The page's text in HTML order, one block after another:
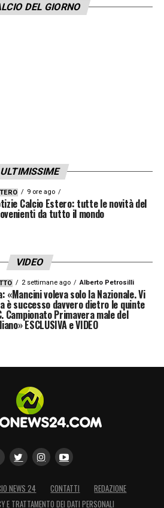
DEL GIORNO
ULTIMISSIME
9 ore ago
Calcio Estero: tutte le novità del
da tutto il mondo
VIDEO
2 settimane ago Alberto Petrosilli
«Mancini voleva solo la Nazionale. Vi
è successo davvero dietro le quinte
Campionato Primavera male del
ESCLUSIVA e VIDEO
NEWS 24 CONTATTI
REDAZIONE
E TRATTAMENTO DEI DATI PERSONALI